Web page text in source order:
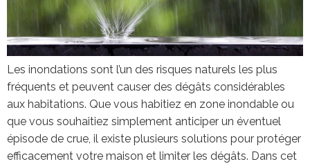
Les inondations sont l’un des risques naturels les plus
fréquents et peuvent causer des dégâts considérables
aux habitations. Que vous habitiez en zone inondable ou
que vous souhaitiez simplement anticiper un éventuel
épisode de crue, il existe plusieurs solutions pour protéger
efficacement votre maison et limiter les dégâts. Dans cet